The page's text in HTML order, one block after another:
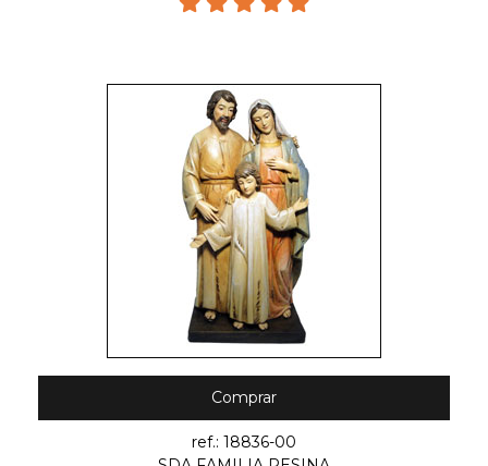
Comprar
ref.: 18836-00